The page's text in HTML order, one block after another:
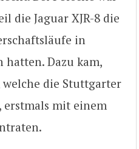
die Jaguar XJR-8 die
in
hatten. Dazu kam,
welche die Stuttgarter
erstmals mit einem